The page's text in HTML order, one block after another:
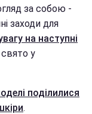
за собою -
заходи для
на наступні
у
поділилися
.